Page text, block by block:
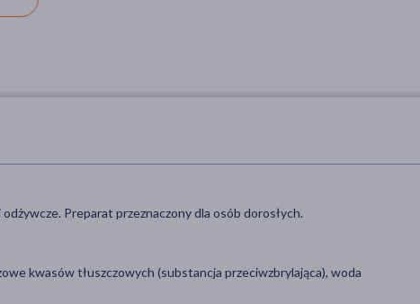
Preparat przeznaczony dla osób dorosłych.
kwasów tłuszczowych (substancja przeciwzbrylająca), woda